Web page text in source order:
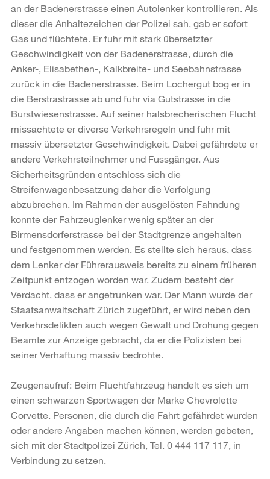
an der Badenerstrasse einen Autolenker kontrollieren. Als
dieser die Anhaltezeichen der Polizei sah, gab er sofort
Gas und flüchtete. Er fuhr mit stark übersetzter
Geschwindigkeit von der Badenerstrasse, durch die
Anker-, Elisabethen-, Kalkbreite- und Seebahnstrasse
zurück in die Badenerstrasse. Beim Lochergut bog er in
die Berstrastrasse ab und fuhr via Gutstrasse in die
Burstwiesenstrasse. Auf seiner halsbrecherischen Flucht
missachtete er diverse Verkehrsregeln und fuhr mit
massiv übersetzter Geschwindigkeit. Dabei gefährdete er
andere Verkehrsteilnehmer und Fussgänger. Aus
Sicherheitsgründen entschloss sich die
Streifenwagenbesatzung daher die Verfolgung
abzubrechen. Im Rahmen der ausgelösten Fahndung
konnte der Fahrzeuglenker wenig später an der
Birmensdorferstrasse bei der Stadtgrenze angehalten
und festgenommen werden. Es stellte sich heraus, dass
dem Lenker der Führerausweis bereits zu einem früheren
Zeitpunkt entzogen worden war. Zudem besteht der
Verdacht, dass er angetrunken war. Der Mann wurde der
Staatsanwaltschaft Zürich zugeführt, er wird neben den
Verkehrsdelikten auch wegen Gewalt und Drohung gegen
Beamte zur Anzeige gebracht, da er die Polizisten bei
seiner Verhaftung massiv bedrohte.
Zeugenaufruf: Beim Fluchtfahrzeug handelt es sich um
einen schwarzen Sportwagen der Marke Chevrolette
Corvette. Personen, die durch die Fahrt gefährdet wurden
oder andere Angaben machen können, werden gebeten,
sich mit der Stadtpolizei Zürich, Tel. 0 444 117 117, in
Verbindung zu setzen.